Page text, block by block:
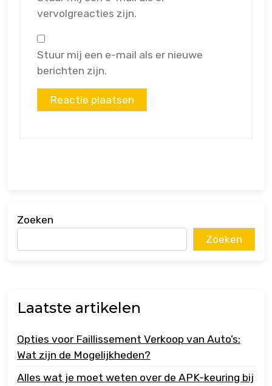
vervolgreacties zijn.
Stuur mij een e-mail als er nieuwe
berichten zijn.
Zoeken
Zoeken
Laatste artikelen
Opties voor Faillissement Verkoop van Auto’s:
Wat zijn de Mogelijkheden?
Alles wat je moet weten over de APK-keuring bij